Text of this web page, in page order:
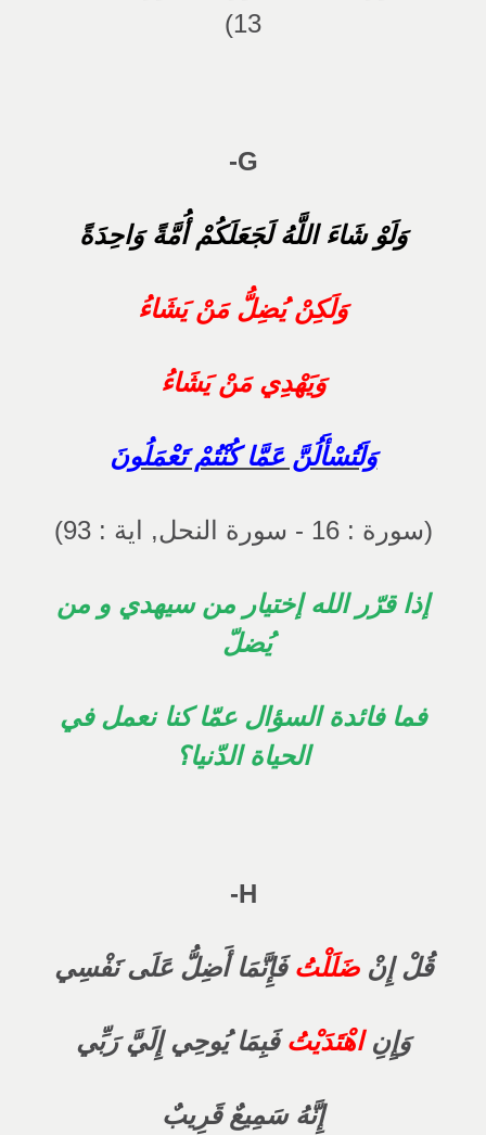
13)
G-
وَلَوْ شَاءَ اللَّهُ لَجَعَلَكُمْ أُمَّةً وَاحِدَةً
وَلَكِنْ يُضِلُّ مَنْ يَشَاءُ
وَيَهْدِي مَنْ يَشَاءُ
وَلَتُسْأَلُنَّ عَمَّا كُنْتُمْ تَعْمَلُونَ
(سورة : 16 - سورة النحل, اية : 93)
إذا قرّر الله إختيار من سيهدي و من
يُضلّ
فما فائدة السؤال عمّا كنا نعمل في
الحياة الدّنيا؟
H-
قُلْ إِنْضَلَلْتُفَإِنَّمَا أَضِلُّ عَلَى نَفْسِي
وَإِنِاهْتَدَيْتُفَبِمَا يُوحِي إِلَيَّ رَبِّي
إِنَّهُ سَمِيعٌ قَرِيبٌ